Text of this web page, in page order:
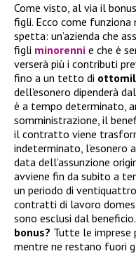
Come visto, al via il
figli. Ecco come
spetta: un’azienda che
figli minorenni e che è
verserà più i contributi
fino a un tetto di
dell’esonero dipenderà
è a tempo determinato,
somministrazione, il
il contratto viene
indeterminato, l’esonero
data dell’assunzione
avviene fin da subito a
un periodo di
contratti di lavoro
sono esclusi dal beneficio.
bonus? Tutte le imprese
mentre ne restano fuori